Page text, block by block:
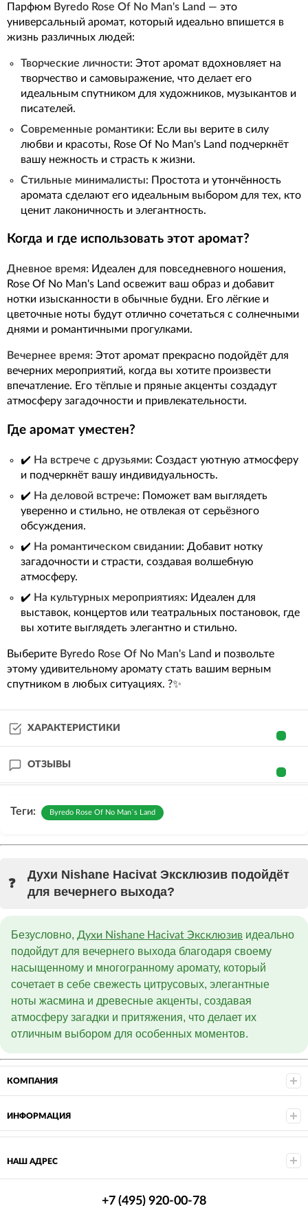
Парфюм Byredo Rose Of No Man's Land — это
универсальный аромат, который идеально впишется в
жизнь различных людей:
Творческие личности: Этот аромат вдохновляет на
творчество и самовыражение, что делает его
идеальным спутником для художников, музыкантов и
писателей.
Современные романтики: Если вы верите в силу
любви и красоты, Rose Of No Man's Land подчеркнёт
вашу нежность и страсть к жизни.
Стильные минималисты: Простота и утончённость
аромата сделают его идеальным выбором для тех, кто
ценит лаконичность и элегантность.
Когда и где использовать этот аромат?
Дневное время: Идеален для повседневного ношения,
Rose Of No Man's Land освежит ваш образ и добавит
нотки изысканности в обычные будни. Его лёгкие и
цветочные ноты будут отлично сочетаться с солнечными
днями и романтичными прогулками.
Вечернее время: Этот аромат прекрасно подойдёт для
вечерних мероприятий, когда вы хотите произвести
впечатление. Его тёплые и пряные акценты создадут
атмосферу загадочности и привлекательности.
Где аромат уместен?
✔️ На встрече с друзьями: Создаст уютную атмосферу
и подчеркнёт вашу индивидуальность.
✔️ На деловой встрече: Поможет вам выглядеть
уверенно и стильно, не отвлекая от серьёзного
обсуждения.
✔️ На романтическом свидании: Добавит нотку
загадочности и страсти, создавая волшебную
атмосферу.
✔️ На культурных мероприятиях: Идеален для
выставок, концертов или театральных постановок, где
вы хотите выглядеть элегантно и стильно.
Выберите Byredo Rose Of No Man's Land и позвольте
этому удивительному аромату стать вашим верным
спутником в любых ситуациях. ?✨
ХАРАКТЕРИСТИКИ
ОТЗЫВЫ
Теги: Byredo Rose Of No Man`s Land
Духи Nishane Hacivat Эксклюзив подойдёт
для вечернего выхода?
Безусловно, Духи Nishane Hacivat Эксклюзив идеально
подойдут для вечернего выхода благодаря своему
насыщенному и многогранному аромату, который
сочетает в себе свежесть цитрусовых, элегантные
ноты жасмина и древесные акценты, создавая
атмосферу загадки и притяжения, что делает их
отличным выбором для особенных моментов.
КОМПАНИЯ
ИНФОРМАЦИЯ
НАШ АДРЕС
+7 (495) 920-00-78